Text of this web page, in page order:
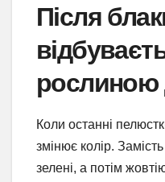
Після
рослиною
Коли останні
змінює колір.
зелені, а потім